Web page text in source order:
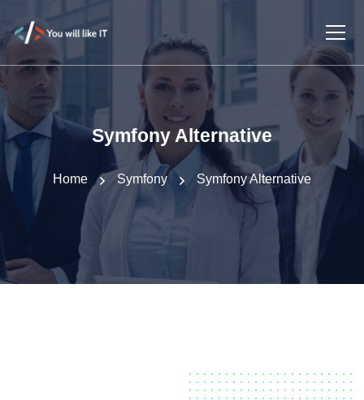
Symfony Alternative
Home Symfony Symfony Alternative